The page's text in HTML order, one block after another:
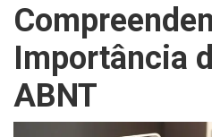
Importância
ABNT